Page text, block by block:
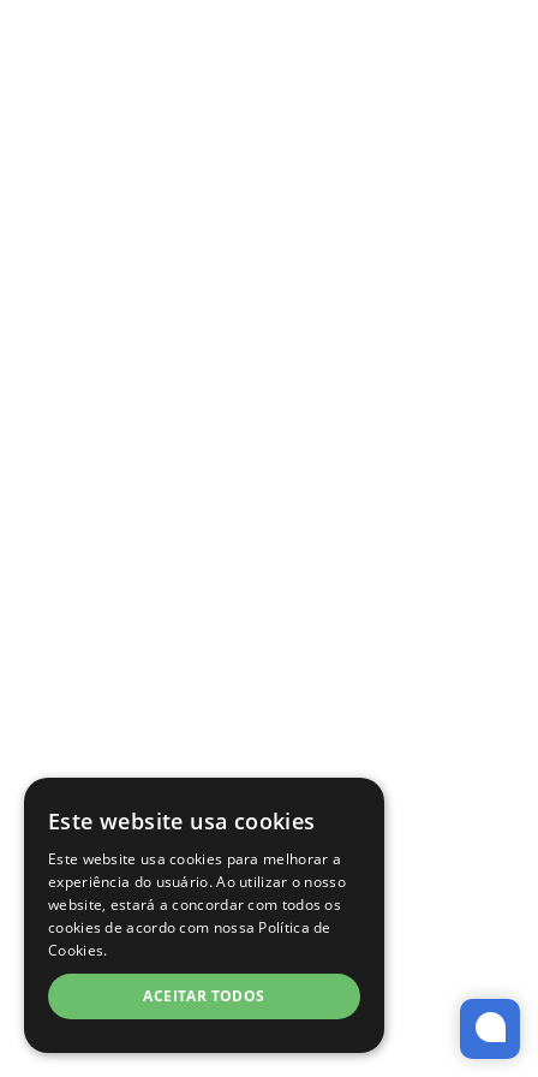
Este website usa cookies
Este website usa cookies para melhorar a
experiência do usuário. Ao utilizar o nosso
website, estará a concordar com todos os
cookies de acordo com nossa Política de
Cookies.
ACEITAR TODOS